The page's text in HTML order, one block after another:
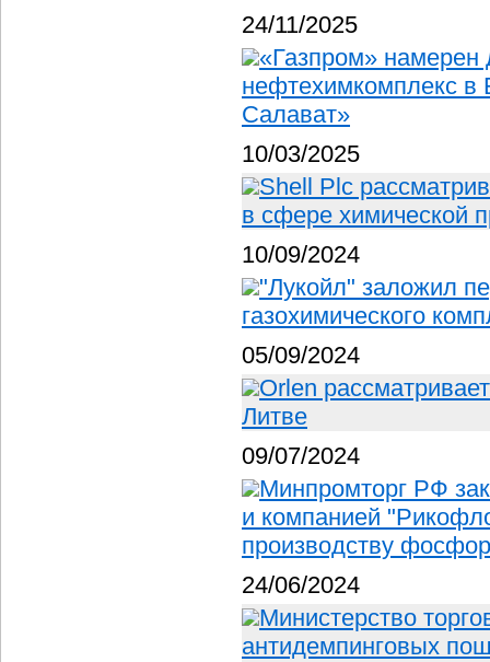
24/11/2025
«Газпром» намерен
нефтехимкомплекс в
Салават»
10/03/2025
Shell Plc
в сфере химической
10/09/2024
"Лукойл" заложил
газохимического
05/09/2024
Orlen
Литве
09/07/2024
Минпромторг РФ
и компанией
производству
24/06/2024
Министерство
антидемпинговых